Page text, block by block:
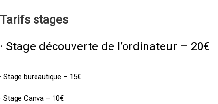
Tarifs stages
· Stage découverte de l’ordinateur – 20€
· Stage bureautique – 15€
· Stage Canva – 10€